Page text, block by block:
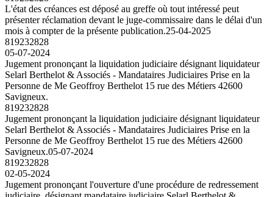
L'état des créances est déposé au greffe où tout intéressé peut
présenter réclamation devant le juge-commissaire dans le délai d'un
mois à compter de la présente publication.25-04-2025
819232828
05-07-2024
Jugement prononçant la liquidation judiciaire désignant liquidateur
Selarl Berthelot & Associés - Mandataires Judiciaires Prise en la
Personne de Me Geoffroy Berthelot 15 rue des Métiers 42600
Savigneux.
819232828
Jugement prononçant la liquidation judiciaire désignant liquidateur
Selarl Berthelot & Associés - Mandataires Judiciaires Prise en la
Personne de Me Geoffroy Berthelot 15 rue des Métiers 42600
Savigneux.05-07-2024
819232828
02-05-2024
Jugement prononçant l'ouverture d'une procédure de redressement